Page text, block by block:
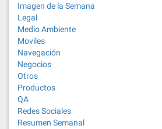
Imagen de la Semana
Legal
Medio Ambiente
Moviles
Navegación
Negocios
Otros
Productos
QA
Redes Sociales
Resumen Semanal